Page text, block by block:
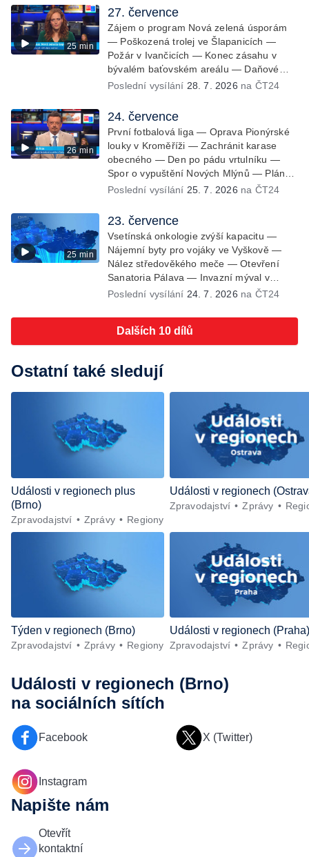
pozorovat zatmění Slunce — Den AČFK
na Letní filmové škole — Milan Uhde slaví
90 let — Rekonstrukce vojenského srubu
25 min
27. července
Zájem o program Nová zelená úsporám
— Poškozená trolej ve Šlapanicích —
Požár v Ivančicích — Konec zásahu v
bývalém baťovském areálu — Daňové
zvýhodnění vína — Výhružky na
stavby parkoviště — Brněnské týmy v
první fotbalové lize — Chystaná
rekonstrukce bývalé věznice — Nový
seriál pro děti
Poslední vysílání 28. 7. 2026 na ČT24
26 min
24. července
První fotbalová liga — Oprava Pionýrské
louky v Kroměříži — Zachránit karase
obecného — Den po pádu vrtulníku —
Spor o vypuštění Nových Mlýnů — Plán
na odstranění ohořelé budovy — 52.
samostatné továrny
Poslední vysílání 25. 7. 2026 na ČT24
25 min
23. července
Vsetínská onkologie zvýší kapacitu —
Nájemní byty pro vojáky ve Vyškově —
Nález středověkého meče — Otevření
Sanatoria Pálava — Invazní mýval v
CHKO Soutok — 33. ročník Mikulovského
Poslední vysílání 24. 7. 2026 na ČT24
Dalších 10 dílů
Ostatní také sledují
Události v regionech plus
(Brno)
Zpravodajství Zprávy Regiony
Události v regionech
Zpravodajství Zprávy
Týden v regionech (Brno)
Zpravodajství Zprávy Regiony
Události v regionech (Praha)
Zpravodajství Zprávy
Události v regionech (Brno)
na sociálních sítích
Facebook X (Twitter)
Instagram
Napište nám
Otevřít
kontaktní